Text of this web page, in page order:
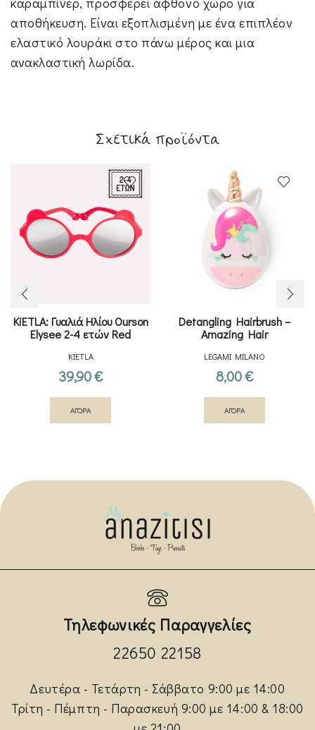
αποθήκευση. Είναι εξοπλισμένη με ένα επιπλέον
ελαστικό λουράκι στο πάνω μέρος και μια
ανακλαστική λωρίδα.
Σχετικά προϊόντα
KiETLA: Γυαλιά Ηλίου Ourson
Elysee 2-4 ετών Red
KIETLA
39,90€
ΑΓΟΡΑ
Detangling Hairbrush –
Amazing Hair
LEGAMI MILANO
8,00€
ΑΓΟΡΑ
Τηλεφωνικές Παραγγελίες
22650 22158
Δευτέρα - Τετάρτη - Σάββατο 9:00 με 14:00
Τρίτη - Πέμπτη - Παρασκευή 9:00 με 14:00 & 18:00